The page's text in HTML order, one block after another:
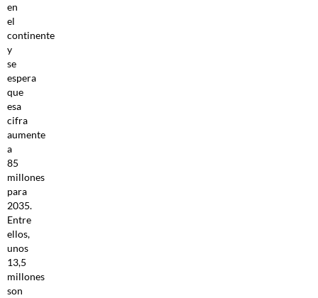
en
el
continente
y
se
espera
que
esa
cifra
aumente
a
85
millones
para
2035.
Entre
ellos,
unos
13,5
millones
son